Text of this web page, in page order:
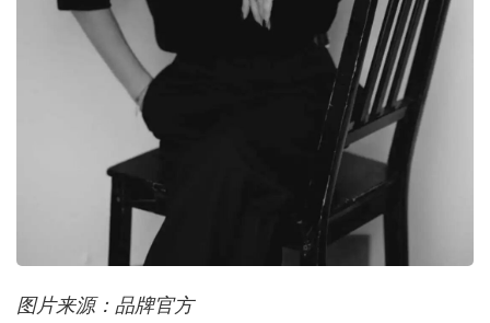
图片来源：品牌官方